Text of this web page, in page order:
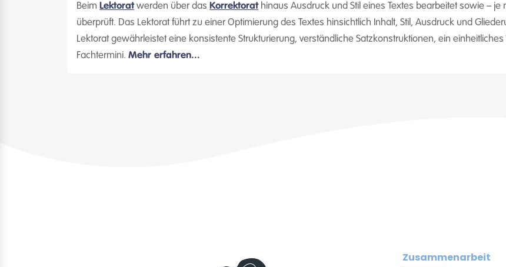
Beim Lektoratwerden über das Korrektorathinaus Ausdruck und Stil eines Textes bearbeitet sowie – je
überprüft. Das Lektorat führt zu einer Optimierung des Textes hinsichtlich Inhalt, Stil, Ausdruck und
Lektorat gewährleistet eine konsistente Strukturierung, verständliche Satzkonstruktionen, ein
Fachtermini. Mehr erfahren...
Zusammenarbeit